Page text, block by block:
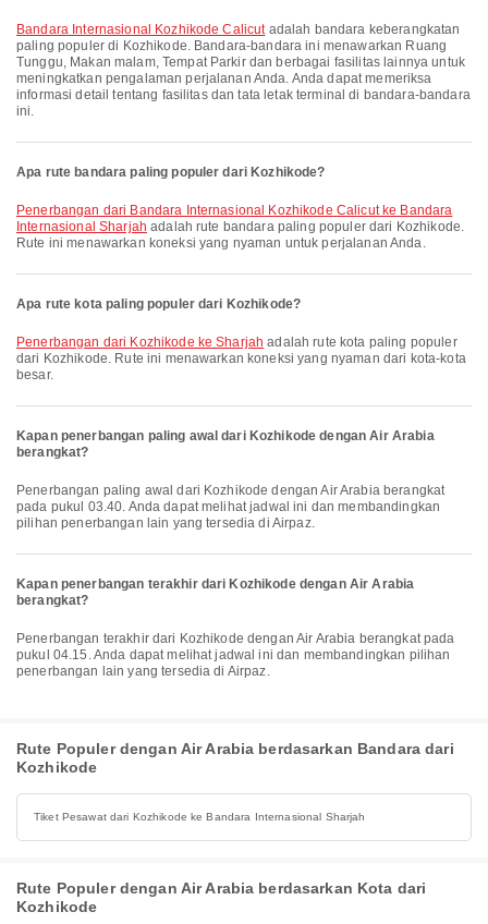
Bandara Internasional Kozhikode Calicutadalah bandara keberangkatan
paling populer di Kozhikode. Bandara-bandara ini menawarkan Ruang
Tunggu, Makan malam, Tempat Parkir dan berbagai fasilitas lainnya untuk
meningkatkan pengalaman perjalanan Anda. Anda dapat memeriksa
informasi detail tentang fasilitas dan tata letak terminal di bandara-bandara
ini.
Apa rute bandara paling populer dari Kozhikode?
penerbangan dari Bandara Internasional Kozhikode Calicut ke Bandara
Internasional Sharjah adalah rute bandara paling populer dari Kozhikode.
Rute ini menawarkan koneksi yang nyaman untuk perjalanan Anda.
Apa rute kota paling populer dari Kozhikode?
penerbangan dari Kozhikode ke Sharjah adalah rute kota paling populer
dari Kozhikode. Rute ini menawarkan koneksi yang nyaman dari kota-kota
besar.
Kapan penerbangan paling awal dari Kozhikode dengan Air Arabia
berangkat?
Penerbangan paling awal dari Kozhikode dengan Air Arabia berangkat
pada pukul 03.40. Anda dapat melihat jadwal ini dan membandingkan
pilihan penerbangan lain yang tersedia di Airpaz.
Kapan penerbangan terakhir dari Kozhikode dengan Air Arabia
berangkat?
Penerbangan terakhir dari Kozhikode dengan Air Arabia berangkat pada
pukul 04.15. Anda dapat melihat jadwal ini dan membandingkan pilihan
penerbangan lain yang tersedia di Airpaz.
Rute Populer dengan Air Arabia berdasarkan Bandara dari
Kozhikode
Tiket Pesawat dari Kozhikode ke Bandara Internasional Sharjah
Rute Populer dengan Air Arabia berdasarkan Kota dari
Kozhikode